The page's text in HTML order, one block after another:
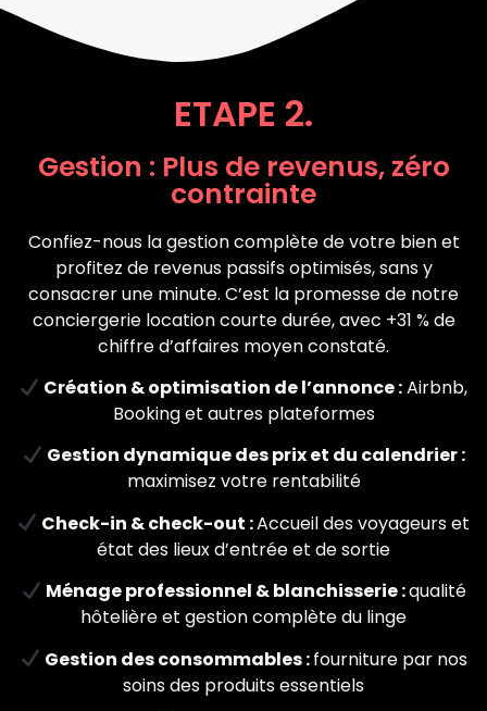
ETAPE 2.
Gestion : Plus de revenus, zéro
contrainte
Confiez-nous la gestion complète de votre bien et
profitez de revenus passifs optimisés, sans y
consacrer une minute. C’est la promesse de notre
conciergerie location courte durée, avec +31 % de
chiffre d’affaires moyen constaté.
Création & optimisation de l’annonce :Airbnb,
Booking et autres plateformes
Gestion dynamique des prix et du calendrier :
maximisez votre rentabilité
Check-in & check-out :Accueil des voyageurs et
état des lieux d’entrée et de sortie
Ménage professionnel & blanchisserie :qualité
hôtelière et gestion complète du linge
Gestion des consommables :fourniture par nos
soins des produits essentiels